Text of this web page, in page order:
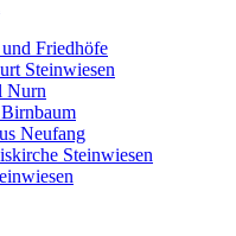
Friedhöfe
Steinwiesen
Nurn
Neufang
Steinwiesen